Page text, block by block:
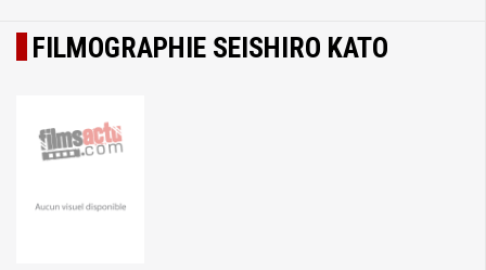
FILMOGRAPHIE SEISHIRO KATO